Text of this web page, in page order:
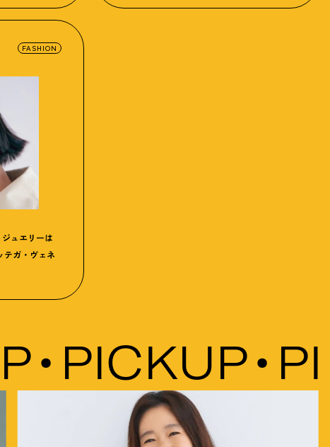
ュエリーは
テガ・ヴェネ
FASHION
PICKUP